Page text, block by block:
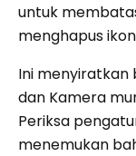
untuk
menghapus
Ini menyiratkan
dan Kamera
Periksa
menemukan